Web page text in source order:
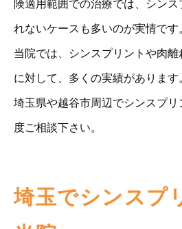
険適用範囲での治療では、シン
れないケースも多いのが実情です
当院では、シンスプリントや肉
に対して、多くの実績があります
埼玉県や越谷市周辺でシンスプ
度ご相談下さい。
埼玉でシンスプ